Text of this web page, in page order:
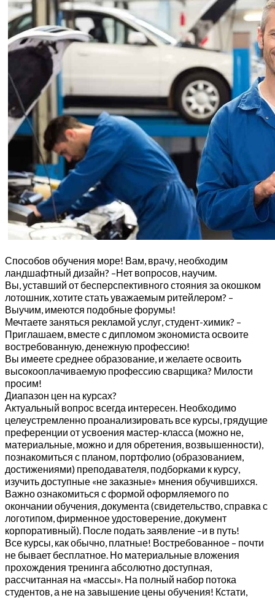
Способов обучения море! Вам, врачу, необходим
ландшафтный дизайн? –Нет вопросов, научим.
Вы, уставший от бесперспективного стояния за окошком
лотошник, хотите стать уважаемым ритейлером? –
Выучим, имеются подобные форумы!
Мечтаете заняться рекламой услуг, студент-химик? –
Приглашаем, вместе с дипломом экономиста освоите
востребованную, денежную профессию!
Вы имеете среднее образование, и желаете освоить
высокооплачиваемую профессию сварщика? Милости
просим!
Диапазон цен на курсах?
Актуальный вопрос всегда интересен. Необходимо
целеустремленно проанализировать все курсы, грядущие
преференции от усвоения мастер-класса (можно не,
материальные, можно и для обретения, возвышенности),
познакомиться с планом, портфолио (образованием,
достижениями) преподавателя, подборками к курсу,
изучить доступные «не заказные» мнения обучившихся.
Важно ознакомиться с формой оформляемого по
окончании обучения, документа (свидетельство, справка с
логотипом, фирменное удостоверение, документ
корпоративный). После подать заявление –и в путь!
Все курсы, как обычно, платные! Востребованное – почти
не бывает бесплатное. Но материальные вложения
прохождения тренинга абсолютно доступная,
рассчитанная на «массы». На полный набор потока
студентов, а не на завышение цены обучения! Кстати,